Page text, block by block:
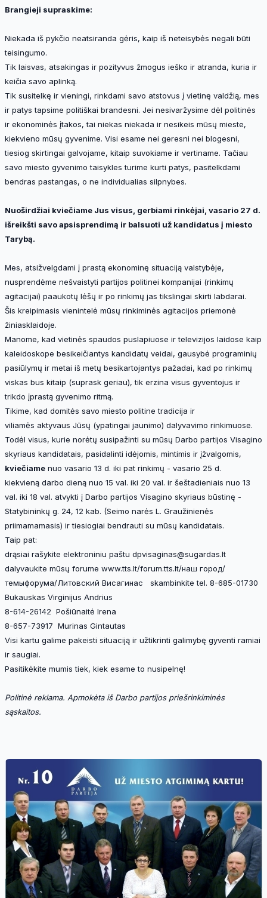
Brangieji supraskime:
Niekada iš pykčio neatsiranda gėris, kaip iš neteisybės negali būti
teisingumo.
Tik laisvas, atsakingas ir pozityvus žmogus ieško ir atranda, kuria ir
keičia savo aplinką.
Tik susitelkę ir vieningi, rinkdami savo atstovus į vietinę valdžią, mes
ir patys tapsime politiškai brandesni. Jei nesivaržysime dėl politinės
ir ekonominės įtakos, tai niekas niekada ir nesikeis mūsų mieste,
kiekvieno mūsų gyvenime. Visi esame nei geresni nei blogesni,
tiesiog skirtingai galvojame, kitaip suvokiame ir vertiname. Tačiau
savo miesto gyvenimo taisykles turime kurti patys, pasitelkdami
bendras pastangas, o ne individualias silpnybes.
Nuoširdžiai kviečiame Jus visus, gerbiami rinkėjai, vasario 27 d.
išreikšti savo apsisprendimą ir balsuoti už kandidatus į miesto
Tarybą.
Mes, atsižvelgdami į prastą ekonominę situaciją valstybėje,
nusprendėme nešvaistyti partijos politinei kompanijai (rinkimų
agitacijai) paaukotų lėšų ir po rinkimų jas tikslingai skirti labdarai.
Šis kreipimasis vienintelė mūsų rinkiminės agitacijos priemonė
žiniasklaidoje.
Manome, kad vietinės spaudos puslapiuose ir televizijos laidose kaip
kaleidoskope besikeičiantys kandidatų veidai, gausybė programinių
pasiūlymų ir metai iš metų besikartojantys pažadai, kad po rinkimų
viskas bus kitaip (suprask geriau), tik erzina visus gyventojus ir
trikdo įprastą gyvenimo ritmą.
Tikime, kad domitės savo miesto politine tradicija ir
viliamės aktyvaus Jūsų (ypatingai jaunimo) dalyvavimo rinkimuose.
Todėl visus, kurie norėtų susipažinti su mūsų Darbo partijos Visagino
skyriaus kandidatais, pasidalinti idėjomis, mintimis ir įžvalgomis,
kviečiame nuo vasario 13 d. iki pat rinkimų - vasario 25 d.
kiekvieną darbo dieną nuo 15 val. iki 20 val. ir šeštadieniais nuo 13
val. iki 18 val. atvykti į Darbo partijos Visagino skyriaus būstinę -
Statybininkų g. 24, 12 kab. (Seimo narės L. Graužinienės
priimamamasis) ir tiesiogiai bendrauti su mūsų kandidatais.
Taip pat:
drąsiai rašykite elektroniniu paštu dpvisaginas@sugardas.lt
dalyvaukite mūsų forume www.tts.lt/forum.tts.lt/наш город/
темыфорума/Литовский Висагинас skambinkite tel. 8-685-01730
Bukauskas Virginijus Andrius
8-614-26142 Pošiūnaitė Irena
8-657-73917 Murinas Gintautas
Visi kartu galime pakeisti situaciją ir užtikrinti galimybę gyventi ramiai
ir saugiai.
Pasitikėkite mumis tiek, kiek esame to nusipelnę!
Politinė reklama. Apmokėta iš Darbo partijos priešrinkiminės
sąskaitos.